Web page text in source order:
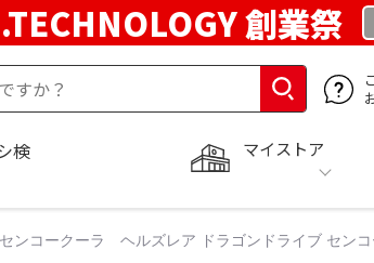
創業祭
マイストア
検
ンコークーラ ヘルズレア ドラゴンドライブ セン